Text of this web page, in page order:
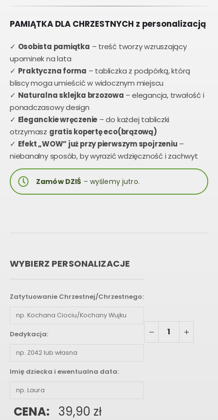
PAMIĄTKA DLA CHRZESTNYCH z personalizacją
✓ Osobista pamiątka – treść tworzy wzruszający
upominek na lata
✓ Praktyczna forma – tabliczka z podpórką, którą
bliscy moga umieścić w widocznym miejscu
✓ Naturalna sklejka brzozowa – elegancja, trwałość i
ponadczasowy design
✓ Eleganckie wręczenie – do każdej tabliczki
otrzymasz gratis kopertę eco(brązową)
✓ Efekt „WOW” już przy pierwszym spojrzeniu –
niebanalny sposób, by wyrazić wdzięczność i zachwyt
Zamów DZIŚ – wyślemy jutro.
WYBIERZ PERSONALIZACJE
Zatytuowanie Chrzestnej/Chrzestnego:
Dedykacja:
Imię dziecka i ewentualna data:
CENA: 39,90 zł